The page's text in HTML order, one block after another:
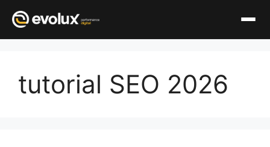
conteúdo
tutorial SEO 2026